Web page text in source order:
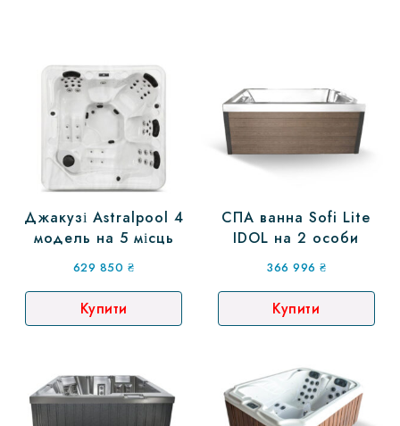
Джакузі Astralpool 4
модель на 5 місць
629 850 ₴
Купити
СПА ванна Sofi Lite
IDOL на 2 особи
366 996₴
Купити